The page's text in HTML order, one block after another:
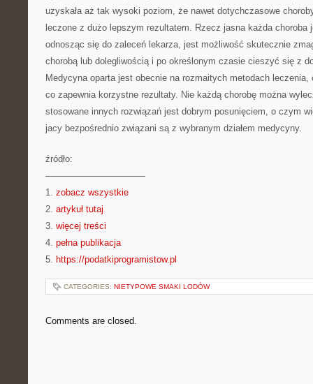
uzyskała aż tak wysoki poziom, że nawet dotychczasowe
leczone z dużo lepszym rezultatem. Rzecz jasna każda choroba
odnosząc się do zaleceń lekarza, jest możliwość skutecznie
chorobą lub dolegliwością i po określonym czasie cieszyć się z
Medycyna oparta jest obecnie na rozmaitych metodach leczenia,
co zapewnia korzystne rezultaty. Nie każdą chorobę można
stosowane innych rozwiązań jest dobrym posunięciem, o czym
jacy bezpośrednio związani są z wybranym działem medycyny.
źródło:
———————————
1. zobacz wszystkie
2. artykuł tutaj
3. więcej treści
4. pełna publikacja
5. https://podatkiprogramistow.pl
CATEGORIES: NIETYPOWE SMAKI LODÓW
Comments are closed.